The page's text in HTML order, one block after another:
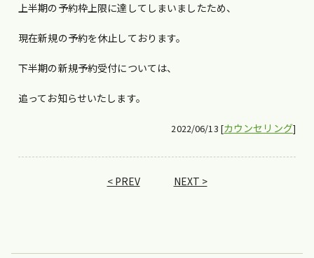
上半期の予約枠上限に達してしまいましたため、
現在新規の予約を休止しております。
下半期の新規予約受付については、
追ってお知らせいたします。
2022/06/13 [カウンセリング]
< PREV NEXT >